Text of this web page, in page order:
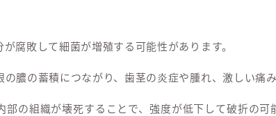
腐敗して細菌が増殖する可能性があります。
膿の蓄積につながり、歯茎の炎症や腫れ、激しい痛
部の組織が壊死することで、強度が低下して破折の